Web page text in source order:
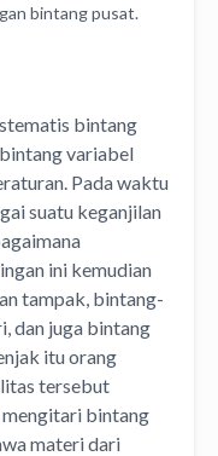
bintang pusat.
bintang
variabel
Pada waktu
suatu keganjilan
ini kemudian
tampak, bintang-
dan juga bintang
itu orang
tersebut
mengitari bintang
materi dari